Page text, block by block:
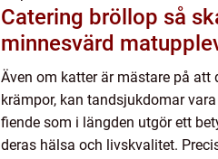
Catering bröllop så skapar du en
minnesvärd
Även om katter är mästare på att
krämpor, kan tandsjukdomar
fiende som i längden utgör ett
deras hälsa och livskvalitet.